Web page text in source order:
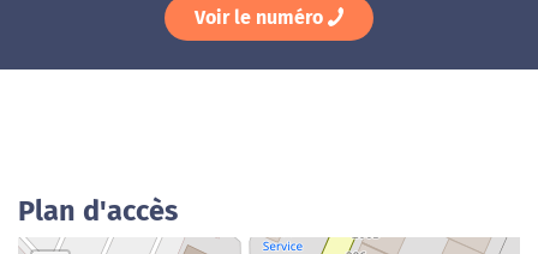
Voir le numéro
Plan d'accès